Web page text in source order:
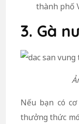
thành phố
3. Gà
Nếu bạn có
thưởng thức